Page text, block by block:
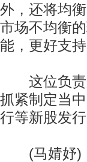
外，还将均
市场不均衡
能，更好支
这位负责
抓紧制定当
行等新股发
(马婧妤)